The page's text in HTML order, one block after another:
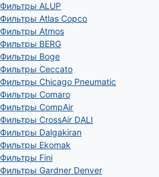
Фильтры ALUP
Фильтры Atlas Copco
Фильтры Atmos
Фильтры BERG
Фильтры Boge
Фильтры Ceccato
Фильтры Chicago Pneumatic
Фильтры Comaro
Фильтры CompAir
Фильтры CrossAir DALI
Фильтры Dalgakiran
Фильтры Ekomak
Фильтры Fini
Фильтры Gardner Denver